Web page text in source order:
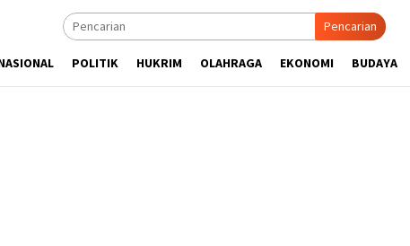
Pencarian
POLITIK HUKRIM OLAHRAGA EKONOMI BUDAYA